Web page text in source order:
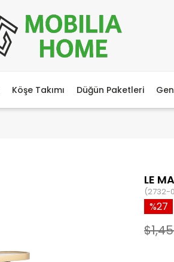
Köşe Takımı Düğün Paketleri
LE
(2732-
27